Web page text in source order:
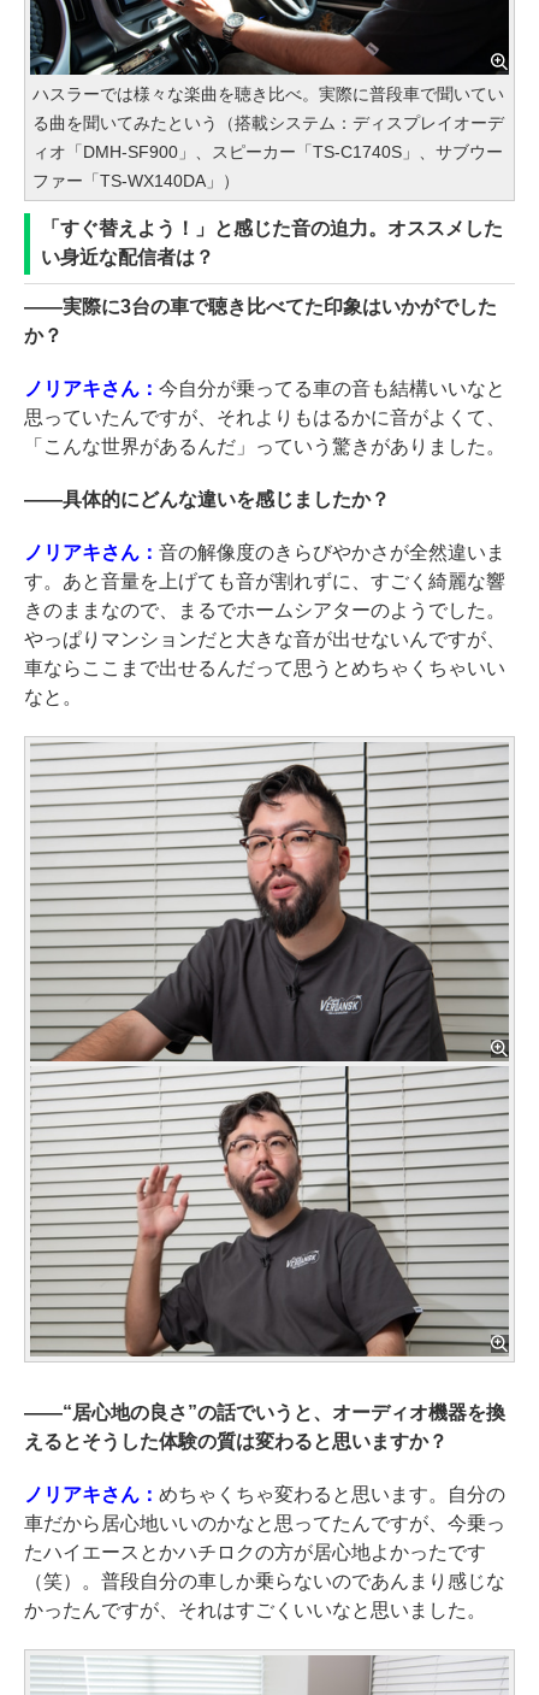
ハスラーでは様々な楽曲を聴き比べ。実際に普段車で聞いてい
る曲を聞いてみたという（搭載システム：ディスプレイオーデ
ィオ「DMH-SF900」、スピーカー「TS-C1740S」、サブウー
ファー「TS-WX140DA」）
「すぐ替えよう！」と感じた音の迫力。オススメした
い身近な配信者は？
――実際に3台の車で聴き比べてた印象はいかがでした
か？
ノリアキさん： 今自分が乗ってる車の音も結構いいなと
思っていたんですが、それよりもはるかに音がよくて、
「こんな世界があるんだ」っていう驚きがありました。
――具体的にどんな違いを感じましたか？
ノリアキさん： 音の解像度のきらびやかさが全然違いま
す。あと音量を上げても音が割れずに、すごく綺麗な響
きのままなので、まるでホームシアターのようでした。
やっぱりマンションだと大きな音が出せないんですが、
車ならここまで出せるんだって思うとめちゃくちゃいい
なと。
――“居心地の良さ”の話でいうと、オーディオ機器を換
えるとそうした体験の質は変わると思いますか？
ノリアキさん： めちゃくちゃ変わると思います。自分の
車だから居心地いいのかなと思ってたんですが、今乗っ
たハイエースとかハチロクの方が居心地よかったです
（笑）。普段自分の車しか乗らないのであんまり感じな
かったんですが、それはすごくいいなと思いました。